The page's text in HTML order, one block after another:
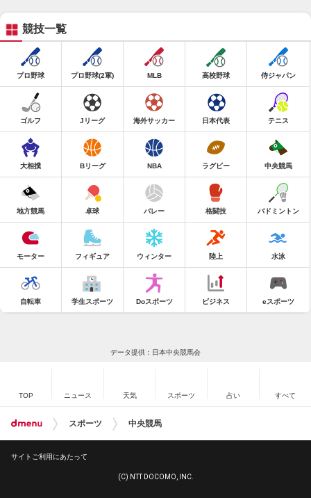
競技一覧
プロ野球 プロ野球(2軍) MLB 高校野球 侍ジャパン
ゴルフ Jリーグ 海外サッカー 日本代表 テニス
大相撲 Bリーグ NBA ラグビー 中央競馬
地方競馬 卓球 バレー 格闘技 バドミントン
モーター フィギュア ウィンター 陸上 水泳
自転車 学生スポーツ Doスポーツ ビジネス eスポーツ
データ提供：日本中央競馬会
TOP ニュース 天気 スポーツ 占い すべて
スポーツ 中央競馬
サイトご利用にあたって
(C) NTT DOCOMO, INC.